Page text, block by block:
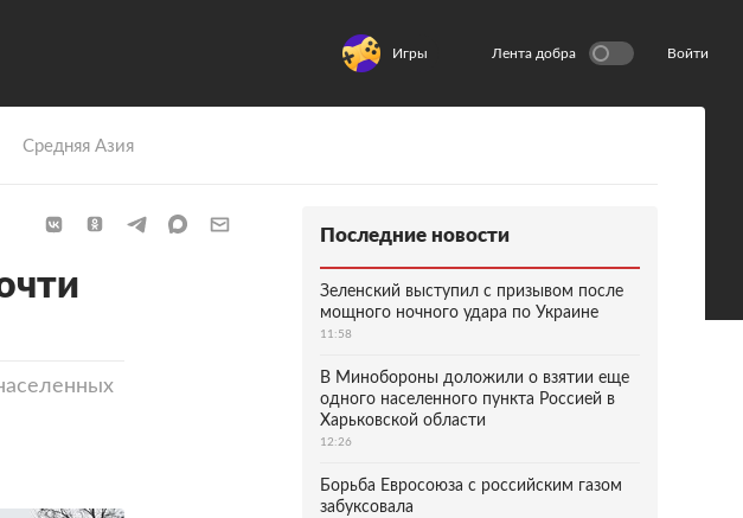
Игры Лента добра Войти
Средняя Азия
Последние новости
Зеленский выступил с призывом после
мощного ночного удара по Украине
11:58
В Минобороны доложили о взятии еще
одного населенного пункта Россией в
Харьковской области
12:26
Борьба Евросоюза с российским газом
забуксовала